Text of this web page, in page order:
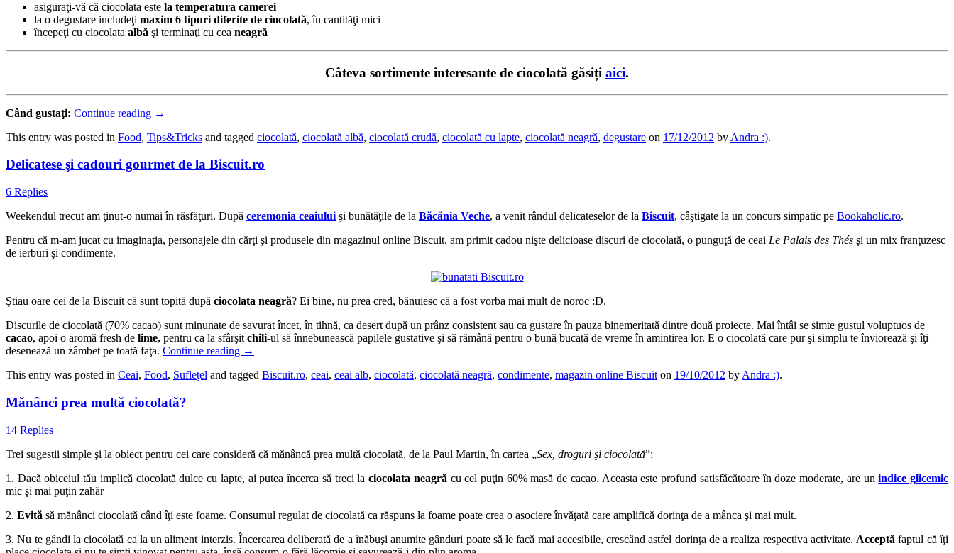
asiguraţi-vă că ciocolata este la temperatura camerei
la o degustare includeţi maxim 6 tipuri diferite de ciocolată, în cantităţi mici
începeţi cu ciocolata albă şi terminaţi cu cea neagră
Câteva sortimente interesante de ciocolată găsiți aici.
Când gustaţi: Continue reading →
This entry was posted in Food, Tips&Tricks and tagged ciocolată, ciocolată albă, ciocolată crudă, ciocolată cu lapte, ciocolată neagră, degustare on 17/12/2012 by Andra :).
Delicatese şi cadouri gourmet de la Biscuit.ro
6 Replies
Weekendul trecut am ţinut-o numai în răsfăţuri. După ceremonia ceaiului şi bunătăţile de la Băcănia Veche, a venit rândul delicateselor de la Biscuit, câştigate la un concurs simpatic pe Bookaholic.ro.
Pentru că m-am jucat cu imaginaţia, personajele din cărţi şi produsele din magazinul online Biscuit, am primit cadou nişte delicioase discuri de ciocolată, o punguţă de ceai Le Palais des Thés şi un mix franţuzesc
de ierburi şi condimente.
Ştiau oare cei de la Biscuit că sunt topită după ciocolata neagră? Ei bine, nu prea cred, bănuiesc că a fost vorba mai mult de noroc :D.
Discurile de ciocolată (70% cacao) sunt minunate de savurat încet, în tihnă, ca desert după un prânz consistent sau ca gustare în pauza binemeritată dintre două proiecte. Mai întâi se simte gustul voluptuos de
cacao, apoi o aromă fresh de lime, pentru ca la sfârşit chili-ul să înnebunească papilele gustative şi să rămână pentru o bună bucată de vreme în amintirea lor. E o ciocolată care pur şi simplu te înviorează şi îţi
desenează un zâmbet pe toată faţa. Continue reading →
This entry was posted in Ceai, Food, Sufleţel and tagged Biscuit.ro, ceai, ceai alb, ciocolată, ciocolată neagră, condimente, magazin online Biscuit on 19/10/2012 by Andra :).
Mănânci prea multă ciocolată?
14 Replies
Trei sugestii simple şi la obiect pentru cei care consideră că mănâncă prea multă ciocolată, de la Paul Martin, în cartea „Sex, droguri şi ciocolată”:
1. Dacă obiceiul tău implică ciocolată dulce cu lapte, ai putea încerca să treci laciocolata neagră cu cel puţin 60% masă de cacao. Aceasta este profund satisfăcătoare în doze moderate, are unindice glicemic
mic şi mai puţin zahăr
2. Evită să mănânci ciocolată când îţi este foame. Consumul regulat de ciocolată ca răspuns la foame poate crea o asociere învăţată care amplifică dorinţa de a mânca şi mai mult.
3. Nu te gândi la ciocolată ca la un aliment interzis. Încercarea deliberată de a înăbuşi anumite gânduri poate să le facă mai accesibile, crescând astfel dorinţa de a realiza respectiva activitate. Acceptă faptul că îţi